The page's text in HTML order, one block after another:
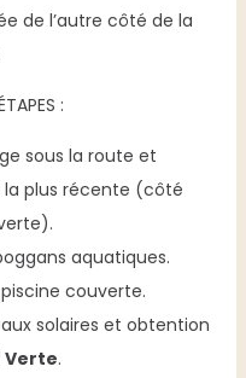
de l’autre côté de la
:
sous la route et
plus récente (côté
aquatiques.
couverte.
solaires et obtention
Verte.